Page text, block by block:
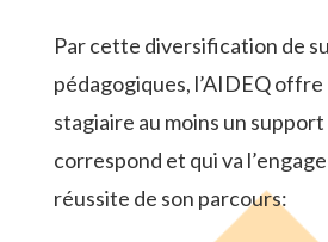
Par cette diversification de
pédagogiques, l’AIDEQ offre
stagiaire au moins un support
correspond et qui va
réussite de son parcours: